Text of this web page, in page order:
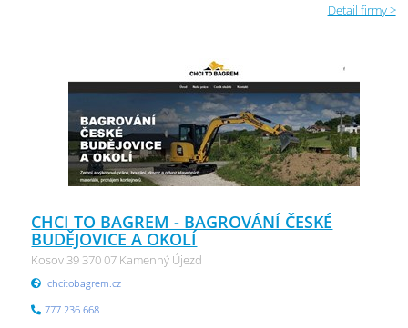
Detail firmy >
CHCI TO BAGREM - BAGROVÁNÍ ČESKÉ
BUDĚJOVICE A OKOLÍ
Kosov 39 370 07 Kamenný Újezd
chcitobagrem.cz
777 236 668